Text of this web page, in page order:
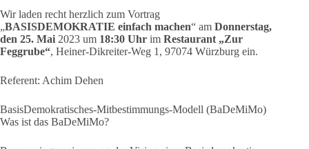
Wir laden recht herzlich zum Vortrag
„BASISDEMOKRATIE einfach machen“ am Donnerstag,
den 25. Mai 2023 um 18:30 Uhr im Restaurant „Zur
Feggrube“, Heiner-Dikreiter-Weg 1, 97074 Würzburg ein.
Referent: Achim Dehen
BasisDemokratisches-Mitbestimmungs-Modell (BaDeMiMo)
Was ist das BaDeMiMo?